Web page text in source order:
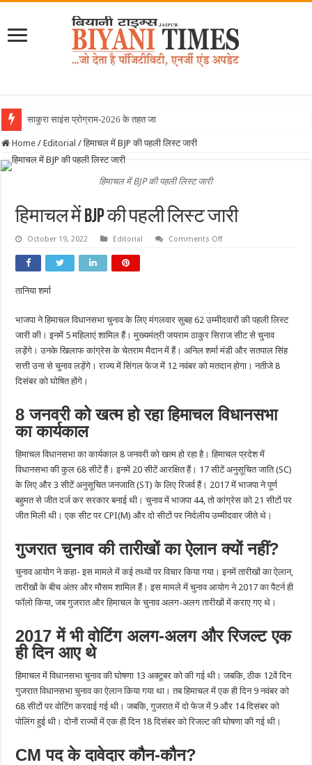
साकुरा साइंस प्रोग्राम-2026 के तहत जापान रवाना ह
Home / Editorial / हिमाचल में BJP की पहली लिस्ट जारी
हिमाचल में BJP की पहली लिस्ट जारी
हिमाचल में BJP की पहली लिस्ट जारी
October 19, 2022 Editorial Comments Offon
तानिया शर्मा
भाजपा ने हिमाचल विधानसभा चुनाव के लिए मंगलवार सुबह 62 उम्मीदवारों की पहली लिस्ट
जारी की। इनमें 5 महिलाएं शामिल हैं। मुख्यमंत्री जयराम ठाकुर सिराज सीट से चुनाव
लड़ेंगे। उनके खिलाफ कांग्रेस के चेतराम मैदान में हैं। अनिल शर्मा मंडी और सतपाल सिंह
सत्ती उना से चुनाव लड़ेंगे। राज्य में सिंगल फेज में 12 नवंबर को मतदान होगा। नतीजे 8
दिसंबर को घोषित होंगे।
8 जनवरी को खत्म हो रहा हिमाचल विधानसभा
का कार्यकाल
हिमाचल विधानसभा का कार्यकाल 8 जनवरी को खत्म हो रहा है। हिमाचल प्रदेश में
विधानसभा की कुल 68 सीटें हैं। इनमें 20 सीटें आरक्षित हैं। 17 सीटें अनुसूचित जाति (SC)
के लिए और 3 सीटें अनुसूचित जनजाति (ST) के लिए रिजर्व हैं। 2017 में भाजपा ने पूर्ण
बहुमत से जीत दर्ज कर सरकार बनाई थी। चुनाव में भाजपा 44, तो कांग्रेस को 21 सीटों पर
जीत मिली थी। एक सीट पर CPI(M) और दो सीटों पर निर्दलीय उम्मीदवार जीते थे।
गुजरात चुनाव की तारीखों का ऐलान क्यों नहीं?
चुनाव आयोग ने कहा- इस मामले में कई तथ्यों पर विचार किया गया। इनमें तारीखों का ऐलान,
तारीखों के बीच अंतर और मौसम शामिल हैं। इस मामले में चुनाव आयोग ने 2017 का पैटर्न ही
फॉलो किया, जब गुजरात और हिमाचल के चुनाव अलग-अलग तारीखों में कराए गए थे।
2017 में भी वोटिंग अलग-अलग और रिजल्ट एक
ही दिन आए थे
हिमाचल में विधानसभा चुनाव की घोषणा 13 अक्टूबर को की गई थी। जबकि, ठीक 12वें दिन
गुजरात विधानसभा चुनाव का ऐलान किया गया था। तब हिमाचल में एक ही दिन 9 नवंबर को
68 सीटों पर वोटिंग करवाई गई थी। जबकि, गुजरात में दो फेज में 9 और 14 दिसंबर को
पोलिंग हुई थी। दोनों राज्यों में एक ही दिन 18 दिसंबर को रिजल्ट की घोषणा की गई थी।
CM पद के दावेदार कौन-कौन?